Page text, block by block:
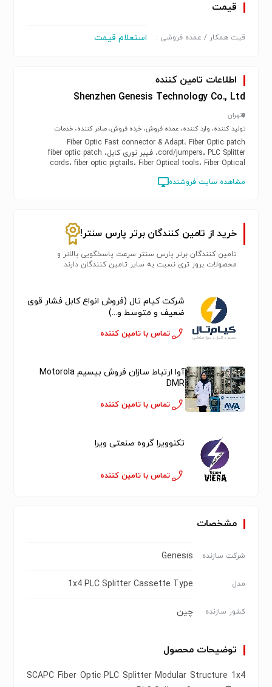
قیمت
قیت همکار / عمده فروشی : استعلام قیمت
اطلاعات تامین کننده
Shenzhen Genesis Technology Co., Ltd
تهران
تولید کننده، وارد کننده، عمده فروش، خرده فروش، صادر کننده، خدمات
Fiber Optic Fast connector & Adapt، Fiber Optic patch
cord/jumpers، PLC Splitter، فیبر نوری کابل، fiber optic patch
cords، fiber optic pigtails، Fiber Optical tools، Fiber Optical
مشاهده سایت فروشنده
خرید از تامین کنندگان برتر پارس سنتر!
تامین کنندگان برتر پارس سنتر سرعت پاسخگویی بالاتر و
محصولات بروز تری نسبت به سایر تامین کنندگان دارند.
شرکت کیام تال (فروش انواع کابل فشار قوی
ضعیف و متوسط و...)
تماس با تامین کننده
آوا ارتباط سازان فروش بیسیم Motorola
DMR
تماس با تامین کننده
تکنوویرا گروه صنعتی ویرا
تماس با تامین کننده
مشخصات
شرکت سازنده Genesis
مدل 1x4 PLC Splitter Cassette Type
کشور سازنده چین
توضیحات محصول
SCAPC Fiber Optic PLC Splitter Modular Structure 1x4